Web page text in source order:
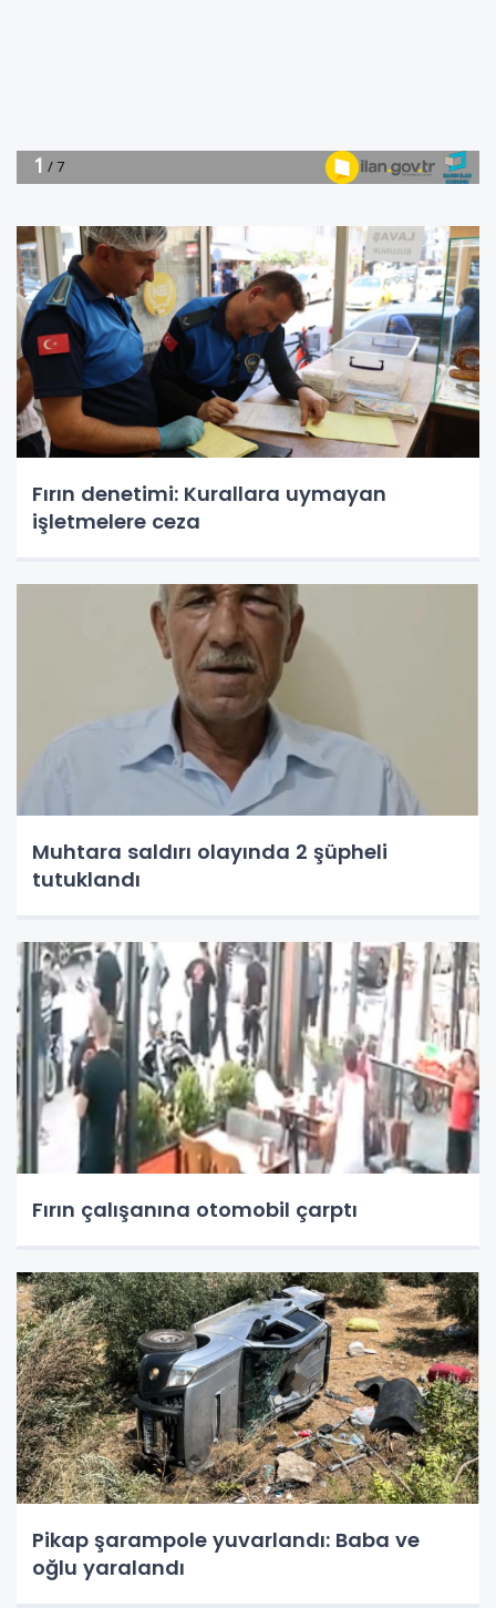
Fırın denetimi: Kurallara uymayan
işletmelere ceza
Muhtara saldırı olayında 2 şüpheli
tutuklandı
Fırın çalışanına otomobil çarptı
Pikap şarampole yuvarlandı: Baba ve
oğlu yaralandı